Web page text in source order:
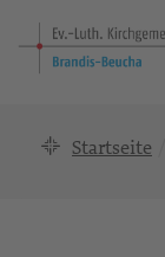
Startseite